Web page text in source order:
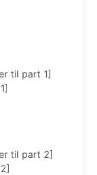
til part 1]
til part 2]